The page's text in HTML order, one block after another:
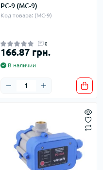
РС-9 (MC-9)
Код товара: (MC-9)
0
166.87 грн.
В наличии